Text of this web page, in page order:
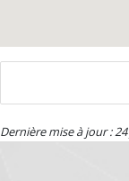
Dernière mise à jour :